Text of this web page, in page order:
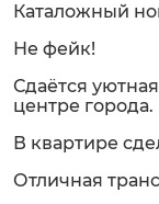
Каталожный
Не фейк!
Сдаётся
центре города.
В квартире
Отличная